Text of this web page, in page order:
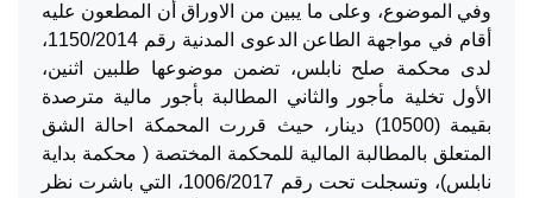
وفي الموضوع، وعلى ما يبين من الاوراق أن المطعون عليه
أقام في مواجهة الطاعن الدعوى المدنية رقم 1150/2014،
لدى محكمة صلح نابلس، تضمن موضوعها طلبين اثنين،
الأول تخلية مأجور والثاني المطالبة بأجور مالية مترصدة
بقيمة (10500) دينار، حيث قررت المحمكة احالة الشق
المتعلق بالمطالبة المالية للمحكمة المختصة ( محكمة بداية
نابلس)، وتسجلت تحت رقم 1006/2017، التي باشرت نظر